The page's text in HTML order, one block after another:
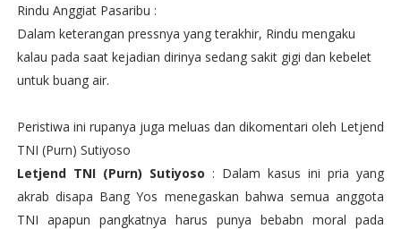
Rindu Anggiat Pasaribu :
Dalam keterangan pressnya yang terakhir, Rindu mengaku
kalau pada saat kejadian dirinya sedang sakit gigi dan kebelet
untuk buang air.
Peristiwa ini rupanya juga meluas dan dikomentari oleh Letjend
TNI (Purn) Sutiyoso
Letjend TNI (Purn) Sutiyoso : Dalam kasus ini pria yang
akrab disapa Bang Yos menegaskan bahwa semua anggota
TNI apapun pangkatnya harus punya bebabn moral pada